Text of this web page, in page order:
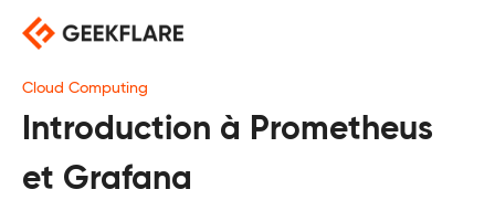
Skip
content
Cloud Computing
Introduction à Prometheus
et Grafana